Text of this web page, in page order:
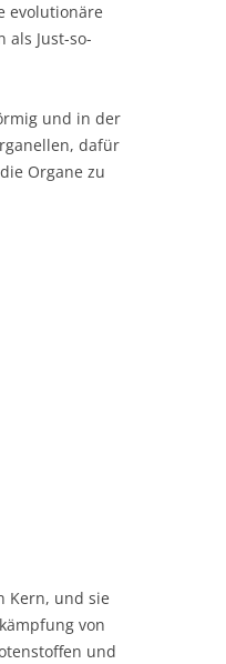
evolutionäre
als Just-so-
und in der
dafür
Organe zu
Kern, und sie
von
und